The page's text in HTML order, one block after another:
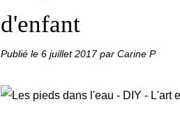
d'enfant
Publié le 6 juillet 2017par Carine P